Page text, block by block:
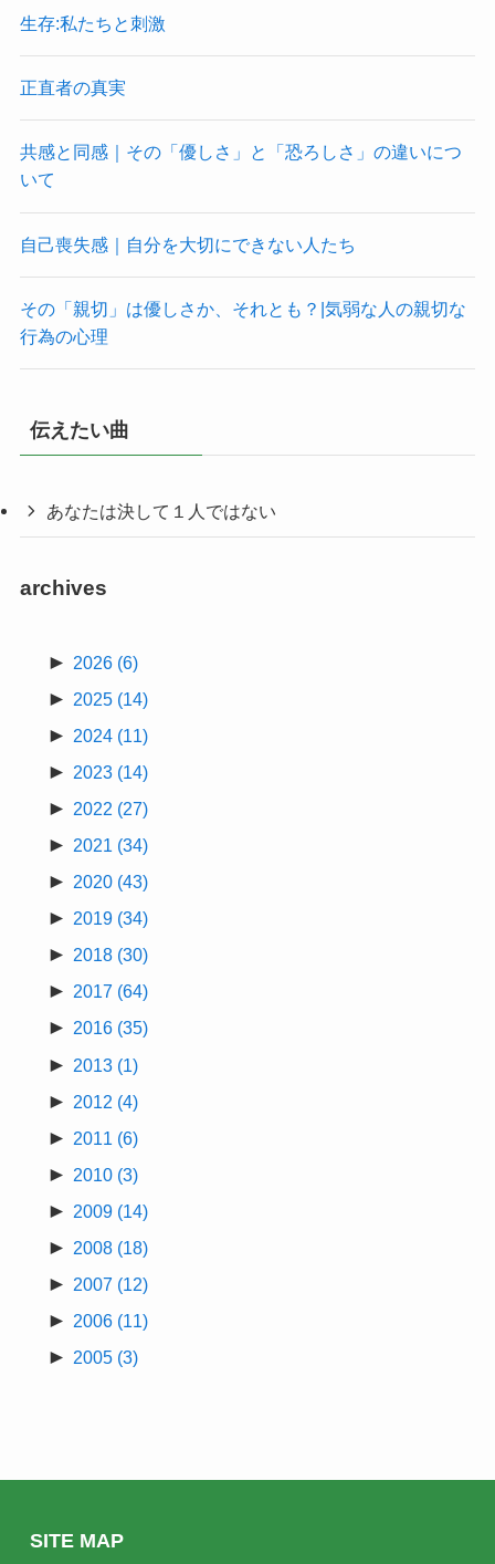
生存:私たちと刺激
正直者の真実
共感と同感｜その「優しさ」と「恐ろしさ」の違いにつ
いて
自己喪失感｜自分を大切にできない人たち
その「親切」は優しさか、それとも？|気弱な人の親切な
行為の心理
伝えたい曲
あなたは決して１人ではない
archives
► 2026 (6)
► 2025 (14)
► 2024 (11)
► 2023 (14)
► 2022 (27)
► 2021 (34)
► 2020 (43)
► 2019 (34)
► 2018 (30)
► 2017 (64)
► 2016 (35)
► 2013 (1)
► 2012 (4)
► 2011 (6)
► 2010 (3)
► 2009 (14)
► 2008 (18)
► 2007 (12)
► 2006 (11)
► 2005 (3)
SITE MAP